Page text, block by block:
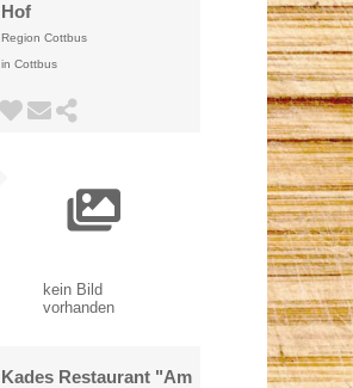
Hof
Region Cottbus
in Cottbus
kein Bild
vorhanden
Kades Restaurant "Am